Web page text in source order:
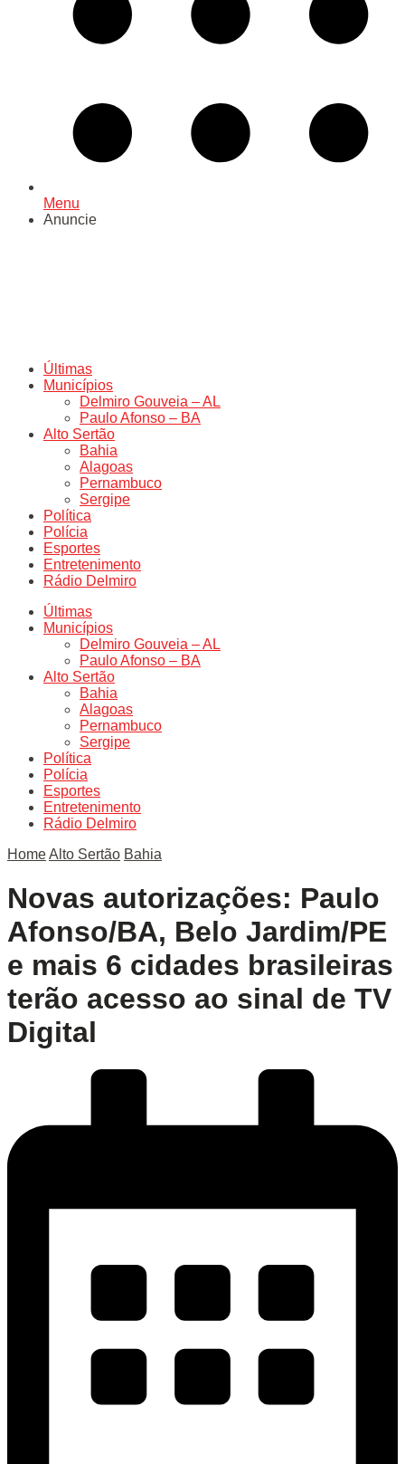
Menu
Anuncie
Últimas
Municípios
Delmiro Gouveia – AL
Paulo Afonso – BA
Alto Sertão
Bahia
Alagoas
Pernambuco
Sergipe
Política
Polícia
Esportes
Entretenimento
Rádio Delmiro
Últimas
Municípios
Delmiro Gouveia – AL
Paulo Afonso – BA
Alto Sertão
Bahia
Alagoas
Pernambuco
Sergipe
Política
Polícia
Esportes
Entretenimento
Rádio Delmiro
HomeAlto Sertão Bahia
Novas autorizações: Paulo
Afonso/BA, Belo Jardim/PE
e mais 6 cidades brasileiras
terão acesso ao sinal de TV
Digital